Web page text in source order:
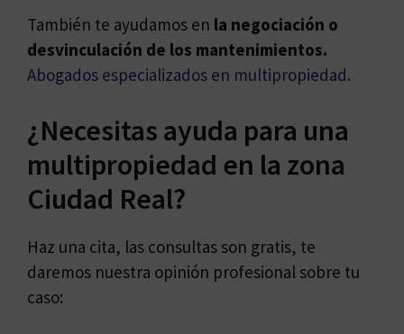
También te ayudamos en la negociación o
desvinculación de los mantenimientos.
Abogados especializados en multipropiedad.
¿Necesitas ayuda para una
multipropiedad en la zona
Ciudad Real?
Haz una cita, las consultas son gratis, te
daremos nuestra opinión profesional sobre tu
caso: